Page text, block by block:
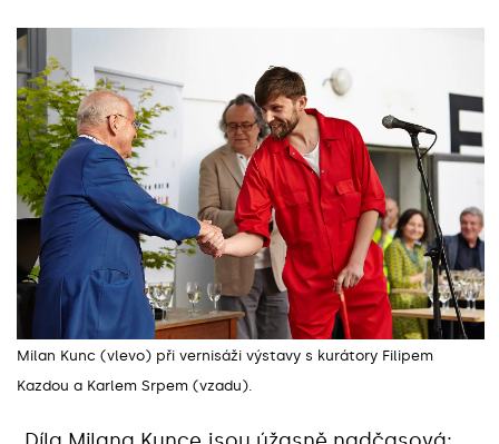
Milan Kunc (vlevo) při vernisáži výstavy s kurátory Filipem
Kazdou a Karlem Srpem (vzadu).